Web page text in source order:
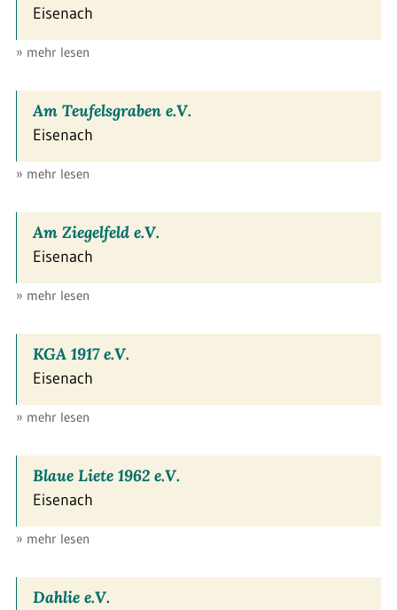
Eisenach
» mehr lesen
Am Teufelsgraben e.V.
Eisenach
» mehr lesen
Am Ziegelfeld e.V.
Eisenach
» mehr lesen
KGA 1917 e.V.
Eisenach
» mehr lesen
Blaue Liete 1962 e.V.
Eisenach
» mehr lesen
Dahlie e.V.